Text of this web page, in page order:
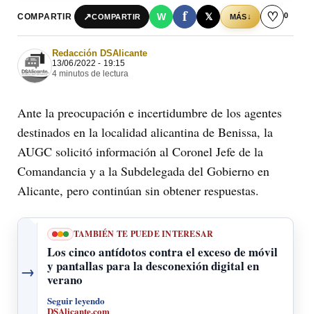
COMPARTIR ↗COMPARTIR W f 𝕏 MÁS↓ ♡ 0
Redacción DSAlicante
13/06/2022 - 19:15
4 minutos de lectura
Ante la preocupación e incertidumbre de los agentes
destinados en la localidad alicantina de Benissa, la
AUGC solicitó información al Coronel Jefe de la
Comandancia y a la Subdelegada del Gobierno en
Alicante, pero continúan sin obtener respuestas.
→
TAMBIÉN TE PUEDE INTERESAR
Los cinco antídotos contra el exceso de móvil
y pantallas para la desconexión digital en
verano
Seguir leyendo
DSAlicante.com